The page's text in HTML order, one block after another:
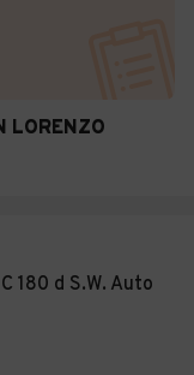
LORENZO
180 d S.W. Auto